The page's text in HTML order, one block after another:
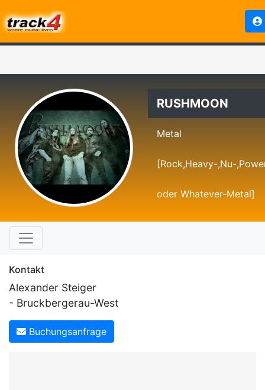
RUSHMOON
Metal
[Rock,Heavy-,Nu-
oder Whatever-Metal]
Kontakt
Alexander Steiger
- Bruckbergerau-West
Buchungsanfrage